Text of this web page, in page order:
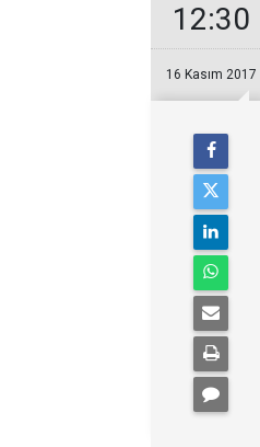
12:30
16 Kasım 2017